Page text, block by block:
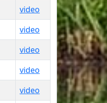
video
video
video
video
video